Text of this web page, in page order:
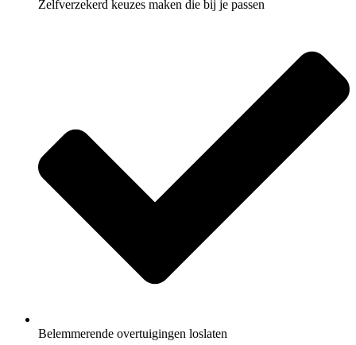
Zelfverzekerd keuzes maken die bij je passen
Belemmerende overtuigingen loslaten